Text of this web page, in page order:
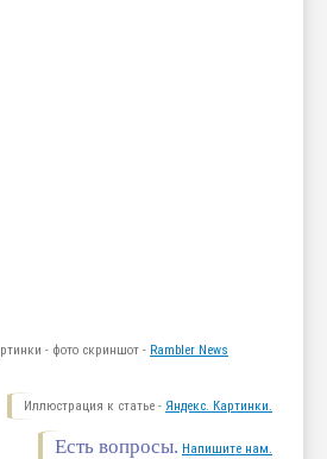
- фото скриншот - Rambler News
Иллюстрация к статье - Яндекс. Картинки.
Есть вопросы. Напишите нам.